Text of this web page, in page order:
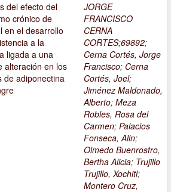
del efecto del
crónico de
en el desarrollo
a la
ligada a una
alteración en los
de adiponectina
JORGE
FRANCISCO
CERNA
CORTES;69892;
Cerna Cortés, Jorge
Francisco; Cerna
Cortés, Joel;
Jiménez Maldonado,
Alberto; Meza
Robles, Rosa del
Carmen; Palacios
Fonseca, Alin;
Olmedo Buenrostro,
Bertha Alicia; Trujillo
Trujillo, Xochitl;
Montero Cruz,